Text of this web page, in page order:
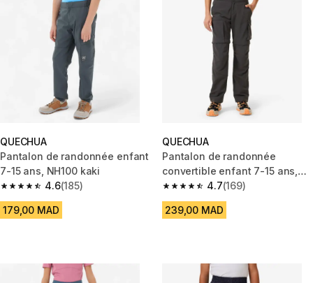
QUECHUA
Pantalon de randonnée enfant
7-15 ans, NH100 kaki
4.6
4.6 out of 5 stars from 185 reviews
(185)
179,00 MAD
QUECHUA
Pantalon de randonnée
convertible enfant 7-15 ans,
MH500 gris4.7
4.7 out of 5 stars from 169
(169)
239,00 MAD